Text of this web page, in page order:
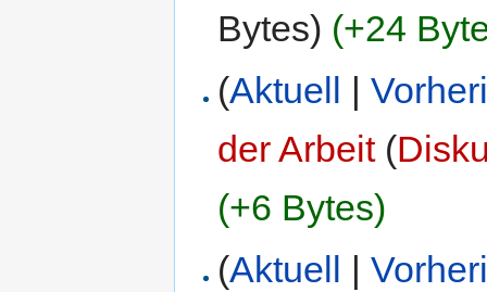
Bytes) (+24
(Aktuell |
der Arbeit (
(+6 Bytes)
(Aktuell |